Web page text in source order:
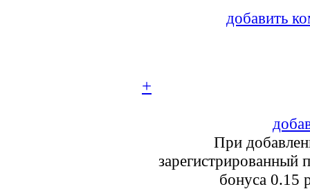
добавить
+
При
зарегистрированный
бонуса 0.15